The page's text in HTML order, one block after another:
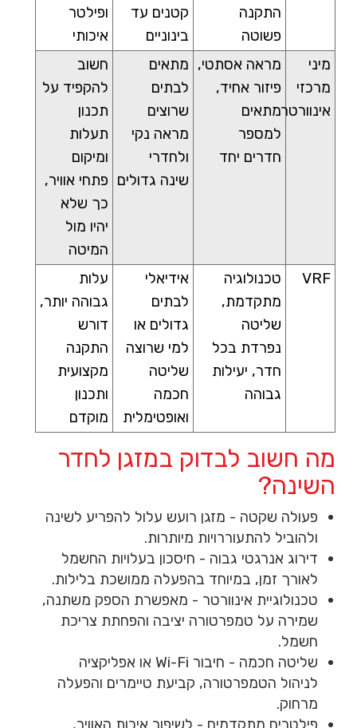
התקנה
פשוטה
קטנים עד
בינוניים
ופילטר
איכותי
מיני
מרכזי
אינוורטר
מראה אסתטי,
פיזור אחיד,
מתאים
למספר
חדרים יחד
מתאים
לבתים
שרוצים
מראה נקי
ולחדרי
שינה גדולים
חשוב
להקפיד על
תכנון
תעלות
ומיקום
פתחי אוויר,
כך שלא
יהיו מול
המיטה
VRF
טכנולוגיה
מתקדמת,
שליטה
נפרדת בכל
חדר, יעילות
גבוהה
אידיאלי
לבתים
גדולים או
למי שרוצה
שליטה
חכמה
ואופטימלית
עלות
גבוהה יותר,
דורש
התקנה
מקצועית
ותכנון
מוקדם
מה חשוב לבדוק במזגן לחדר
השינה?
פעולה שקטה - מזגן רועש עלול להפריע לשינה
ולהוביל להתעוררויות מיותרות.
דירוג אנרגטי גבוה - חיסכון בעלויות החשמל
לאורך זמן, במיוחד בהפעלה ממושכת בלילות.
טכנולוגיית אינוורטר - מאפשרת הספק משתנה,
שמירה על טמפרטורה יציבה והפחתת צריכת
חשמל.
שליטה חכמה - חיבור Wi-Fi או אפליקציה
לניהול הטמפרטורה, קביעת טיימרים והפעלה
מרחוק.